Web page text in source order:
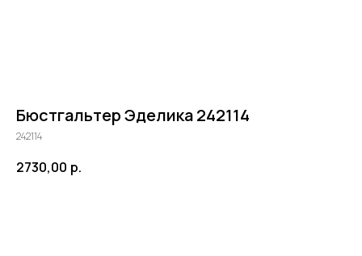
Бюстгальтер Эделика 242114
242114
2730,00 р.